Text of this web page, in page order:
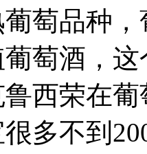
萄品种
萄酒，
西荣在
多不到